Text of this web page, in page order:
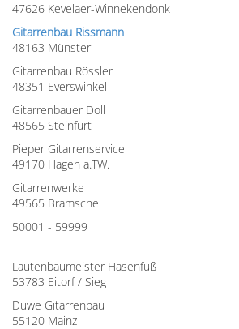
47626 Kevelaer-Winnekendonk
Gitarrenbau Rissmann
48163 Münster
Gitarrenbau Rössler
48351 Everswinkel
Gitarrenbauer Doll
48565 Steinfurt
Pieper Gitarrenservice
49170 Hagen a.TW.
Gitarrenwerke
49565 Bramsche
50001 - 59999
Lautenbaumeister Hasenfuß
53783 Eitorf / Sieg
Duwe Gitarrenbau
55120 Mainz